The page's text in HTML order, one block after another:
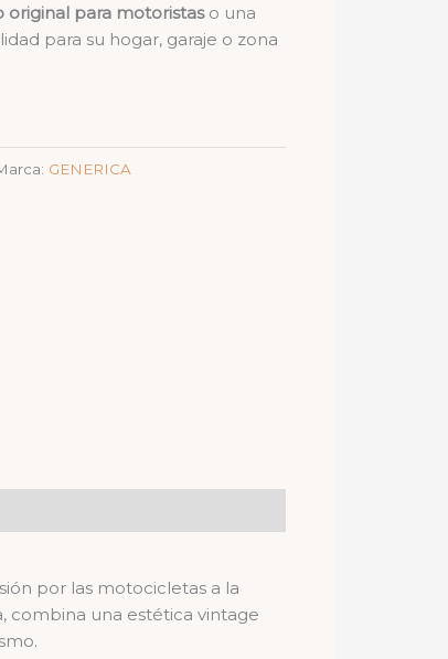
original para motoristaso una
para su hogar, garaje o zona
GENERICA
por las motocicletas a la
combina una estética vintage